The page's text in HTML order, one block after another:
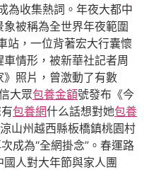
為收集熱詞。年夜大都中
被稱為全世界年夜範圍
站，一位背著宏大行囊懷
車情形，被新華社記者周
照片，曾激動了有數
大眾包養金額號發布《今
包養網什么話想對她包養
山州越西縣板橋鎮桃園村
成為“全網掛念”。春運路
人對大年節與家人團